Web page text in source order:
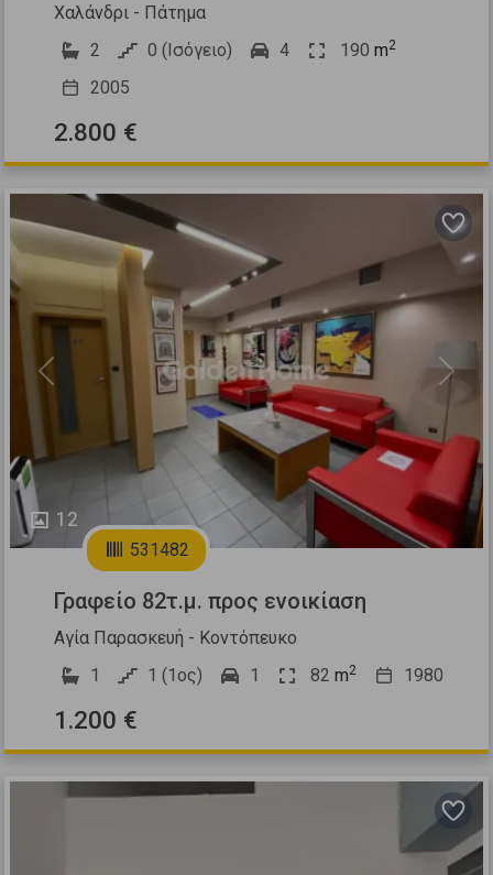
Χαλάνδρι - Πάτημα
2
0 (Ισόγειο) 4 190 m2
2005
2.800 €
12
Previous Next
531482
Γραφείο 82τ.μ. προς ενοικίαση
Αγία Παρασκευή - Κοντόπευκο
1
1 (1ος) 1 82 m2 1980
1.200 €